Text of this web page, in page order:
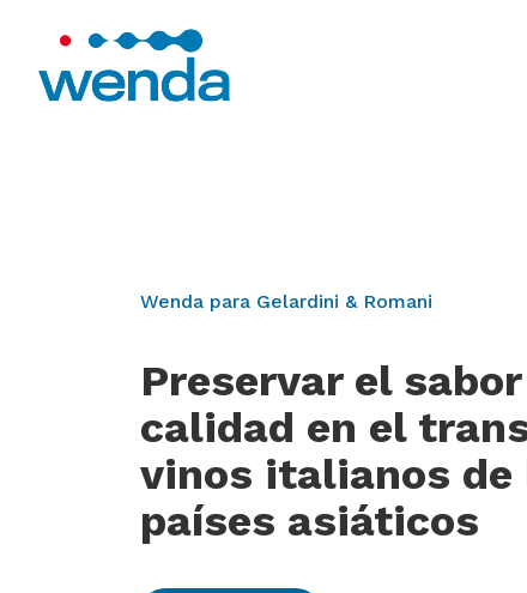
Wenda para Gelardini & Romani
Preservar el
calidad en el
vinos italianos de
países asiáticos